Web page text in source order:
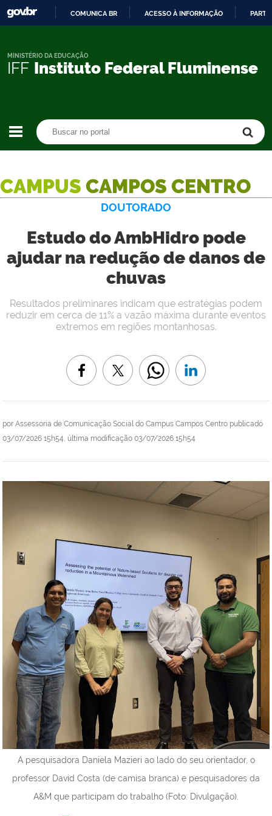
CONTEÚDO
COMUNICA BR ACESSO À INFORMAÇÃO
IFF Instituto Federal Fluminense
MINISTÉRIO DA EDUCAÇÃO
CAMPUS CAMPOS CENTRO
DOUTORADO
Estudo do AmbHidro pode
ajudar na redução de danos de
chuvas
por Assessoria de Comunicação Social do Campus Campos Centro publicado
03/07/2026 15h54, última modificação 03/07/2026 15h54
Resultados preliminares indicam que estratégias podem
reduzir em cerca de 11% a vazão máxima durante eventos
extremos em regiões montanhosas.
A pesquisadora Daniela Mazieri ao lado do seu orientador, o
professor David Costa (de camisa branca) e pesquisadores da
A&M que participam do trabalho (Foto: Divulgação).